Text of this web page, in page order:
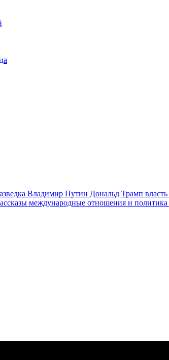
Владимир Путин Дональд Трамп власть
международные отношения и политика